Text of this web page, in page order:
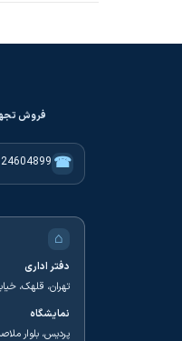
فروش
☎
⌂
دفتر اداری
تهران، قلهک،
نمایشگاه
پردیس، بلوار